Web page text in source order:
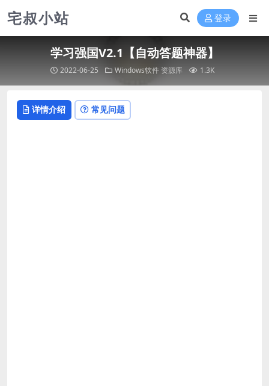
宅叔小站 登录
学习强国V2.1【自动答题神器】
2022-06-25 Windows软件 资源库 1.3K
详情介绍 常见问题